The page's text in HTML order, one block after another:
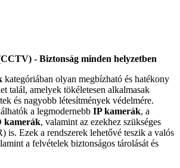
- Biztonság minden helyzetben
kategóriában olyan megbízható és hatékony
talál, amelyek tökéletesen alkalmasak
és nagyobb létesítmények védelmére.
a legmodernebb IP kamerák, a
kamerák, valamint az ezekhez szükséges
is. Ezek a rendszerek lehetővé teszik a valós
a felvételek biztonságos tárolását és